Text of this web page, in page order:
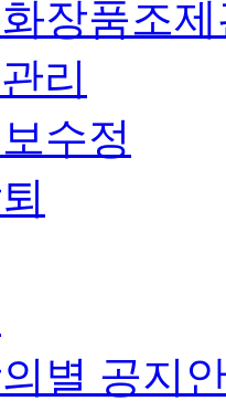
장품조
리
수정
별 공지